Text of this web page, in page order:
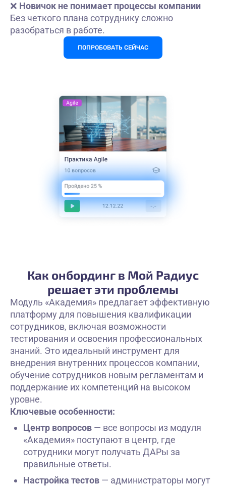
❌ Новичок не понимает процессы компании
Без четкого плана сотруднику сложно
разобраться в работе.
ПОПРОБОВАТЬ СЕЙЧАС
Как онбординг в Мой Радиус
решает эти проблемы
Модуль «Академия» предлагает эффективную
платформу для повышения квалификации
сотрудников, включая возможности
тестирования и освоения профессиональных
знаний. Это идеальный инструмент для
внедрения внутренних процессов компании,
обучение сотрудников новым регламентам и
поддержание их компетенций на высоком
уровне.
Ключевые особенности:
Центр вопросов — все вопросы из модуля
«Академия» поступают в центр, где
сотрудники могут получать ДАРы за
правильные ответы.
Настройка тестов — администраторы могут